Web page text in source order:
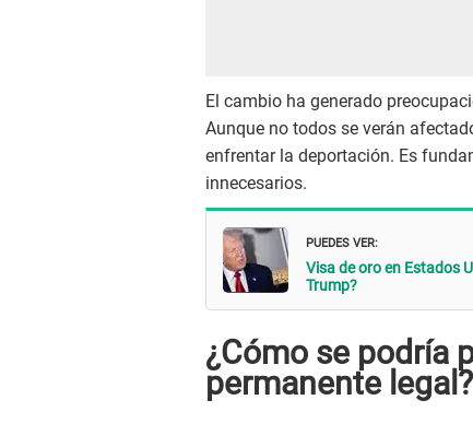
El cambio ha generado
Aunque no todos se verán
enfrentar la deportación. Es
innecesarios.
PUEDES VER:
Visa de oro en Estados
Trump?
¿Cómo se podría
permanente legal?